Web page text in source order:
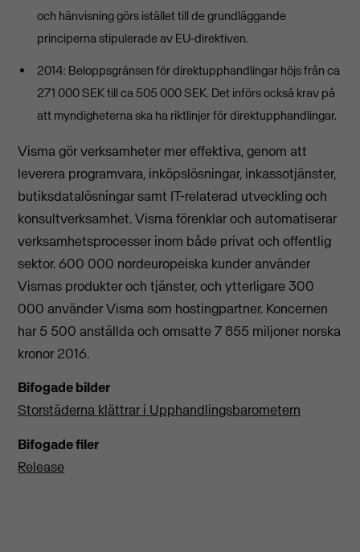
och hänvisning görs istället till de grundläggande
principerna stipulerade av EU-direktiven.
2014: Beloppsgränsen för direktupphandlingar höjs från ca
271 000 SEK till ca 505 000 SEK. Det införs också krav på
att myndigheterna ska ha riktlinjer för direktupphandlingar.
Visma gör verksamheter mer effektiva, genom att
leverera programvara, inköpslösningar, inkassotjänster,
butiksdatalösningar samt IT-relaterad utveckling och
konsultverksamhet. Visma förenklar och automatiserar
verksamhetsprocesser inom både privat och offentlig
sektor. 600 000 nordeuropeiska kunder använder
Vismas produkter och tjänster, och ytterligare 300
000 använder Visma som hostingpartner. Koncernen
har 5 500 anställda och omsatte 7 855 miljoner norska
kronor 2016.
Bifogade bilder
Storstäderna klättrar i Upphandlingsbarometern
Bifogade filer
Release